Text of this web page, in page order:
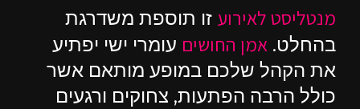
מנטליסט לאירוע זו תוספת משדרגת
בהחלט. אמן החושים עומרי ישי יפתיע
את הקהל שלכם במופע מותאם אשר
כולל הרבה הפתעות, צחוקים ורגעים